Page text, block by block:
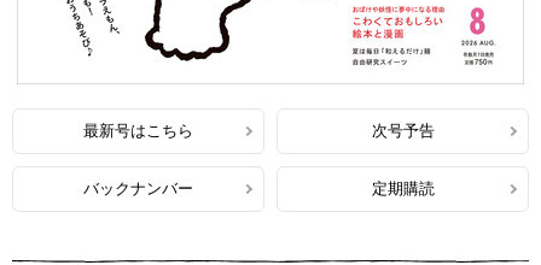
最新号はこちら 次号予告
バックナンバー 定期購読